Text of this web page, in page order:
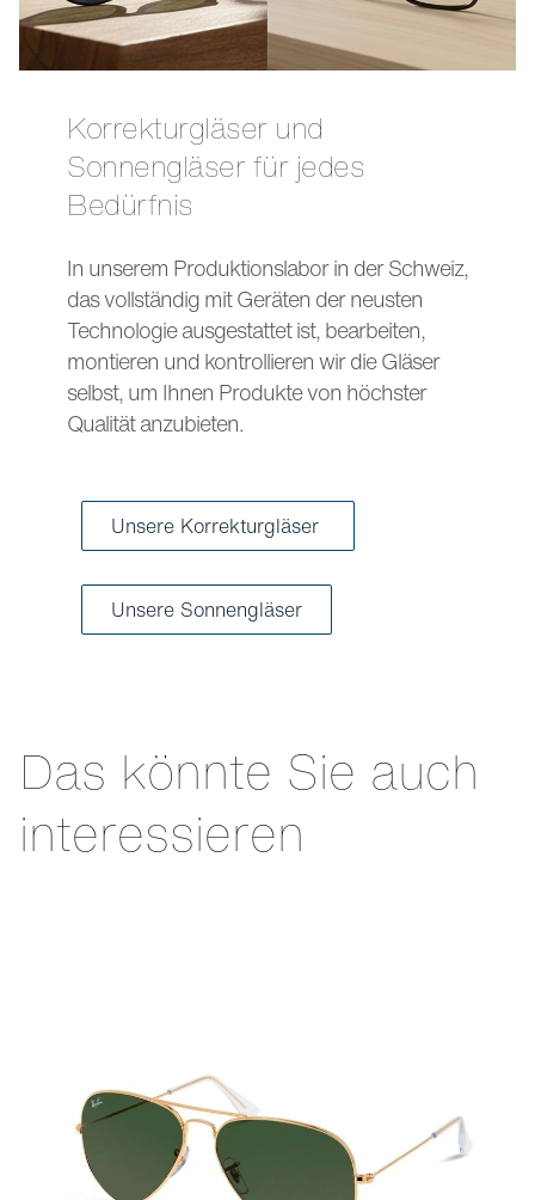
Korrekturgläser und
Sonnengläser für jedes
Bedürfnis
In unserem Produktionslabor in der Schweiz,
das vollständig mit Geräten der neusten
Technologie ausgestattet ist, bearbeiten,
montieren und kontrollieren wir die Gläser
selbst, um Ihnen Produkte von höchster
Qualität anzubieten.
Unsere Korrekturgläser
Unsere Sonnengläser
Das könnte Sie auch
interessieren